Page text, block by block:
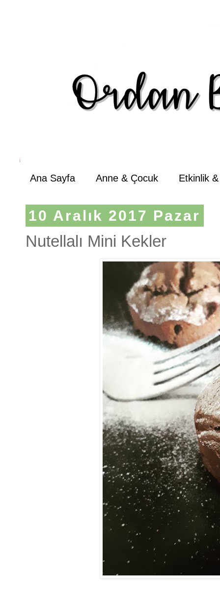
Ana Sayfa Anne & Çocuk Etkinlik
10 Aralık 2017 Pazar
Nutellalı Mini Kekler